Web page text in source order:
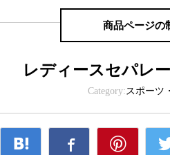
商品ページの
レディースセパレ
Category:スポーツ